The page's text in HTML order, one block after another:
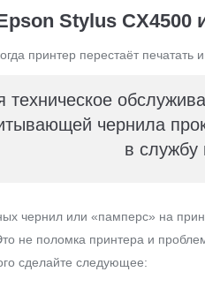
Stylus CX4500
принтер перестаёт печатать
техническое
чернила
в службу
чернил или «памперс» на
не поломка принтера и
сделайте следующее: